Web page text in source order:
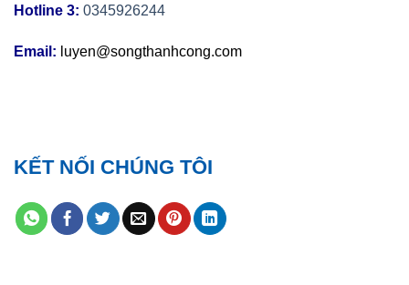
Hotline 3: 0345926244
Email: luyen@songthanhcong.com
KẾT NỐI CHÚNG TÔI